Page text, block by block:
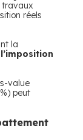
travaux
réels
la
value
peut